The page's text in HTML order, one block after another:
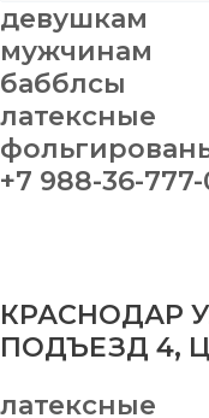
девушкам
мужчинам
бабблсы
латексные
+7 988-36-
КРАСНОДАР
ПОДЪЕЗД 4,
латексные